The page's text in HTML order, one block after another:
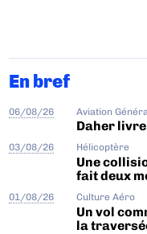
En bref
06/08/26 Aviation
Daher
03/08/26 Hélicoptère
Une
fait deux
01/08/26 Culture Aéro
Un vol
la